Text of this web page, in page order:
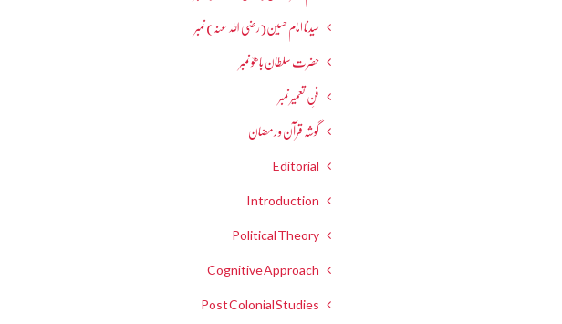
سیدنا امام حسین(رضی اللہ عنہ) نمبر
حضرت سلطان باھوؒ نمبر
فنِ تعمیر نمبر
گوشہ قرآن و رمضان
Editorial
Introduction
Political Theory
Cognitive Approach
Post Colonial Studies